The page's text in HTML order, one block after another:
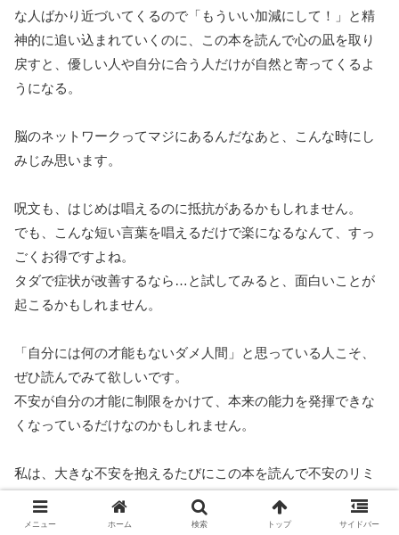
な人ばかり近づいてくるので「もういい加減にして！」と精
神的に追い込まれていくのに、この本を読んで心の凪を取り
戻すと、優しい人や自分に合う人だけが自然と寄ってくるよ
うになる。
脳のネットワークってマジにあるんだなあと、こんな時にし
みじみ思います。
呪文も、はじめは唱えるのに抵抗があるかもしれません。
でも、こんな短い言葉を唱えるだけで楽になるなんて、すっ
ごくお得ですよね。
タダで症状が改善するなら…と試してみると、面白いことが
起こるかもしれません。
「自分には何の才能もないダメ人間」と思っている人こそ、
ぜひ読んでみて欲しいです。
不安が自分の才能に制限をかけて、本来の能力を発揮できな
くなっているだけなのかもしれません。
私は、大きな不安を抱えるたびにこの本を読んで不安のリミ
ッターを外しますが、そのたびに「本当に不安って自分の能
力を制限しているんだな」と感じます。
メニュー ホーム 検索 トップ サイドバー